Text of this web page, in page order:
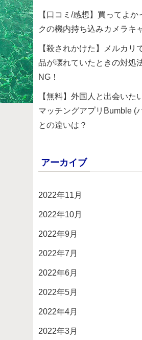
【口コミ/感想】買ってよ
クの機内持ち込みカメラキ
【殺されかけた】メルカリ
品が壊れていたときの対処
NG！
【無料】外国人と出会いた
マッチングアプリBumble (
との違いは？
アーカイブ
2022年11月
2022年10月
2022年9月
2022年7月
2022年6月
2022年5月
2022年4月
2022年3月